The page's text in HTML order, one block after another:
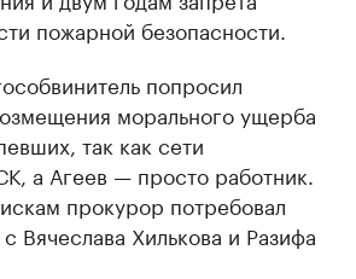
пожарной безопасности.
попросил
морального ущерба
так как сети
а Агеев — просто работник.
прокурор потребовал
с Вячеслава Хилькова и Разифа